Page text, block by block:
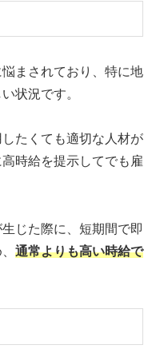
まされており、特に地
状況です。
たくても適切な人材が
時給を提示してでも雇
じた際に、短期間で即
通常よりも高い時給で